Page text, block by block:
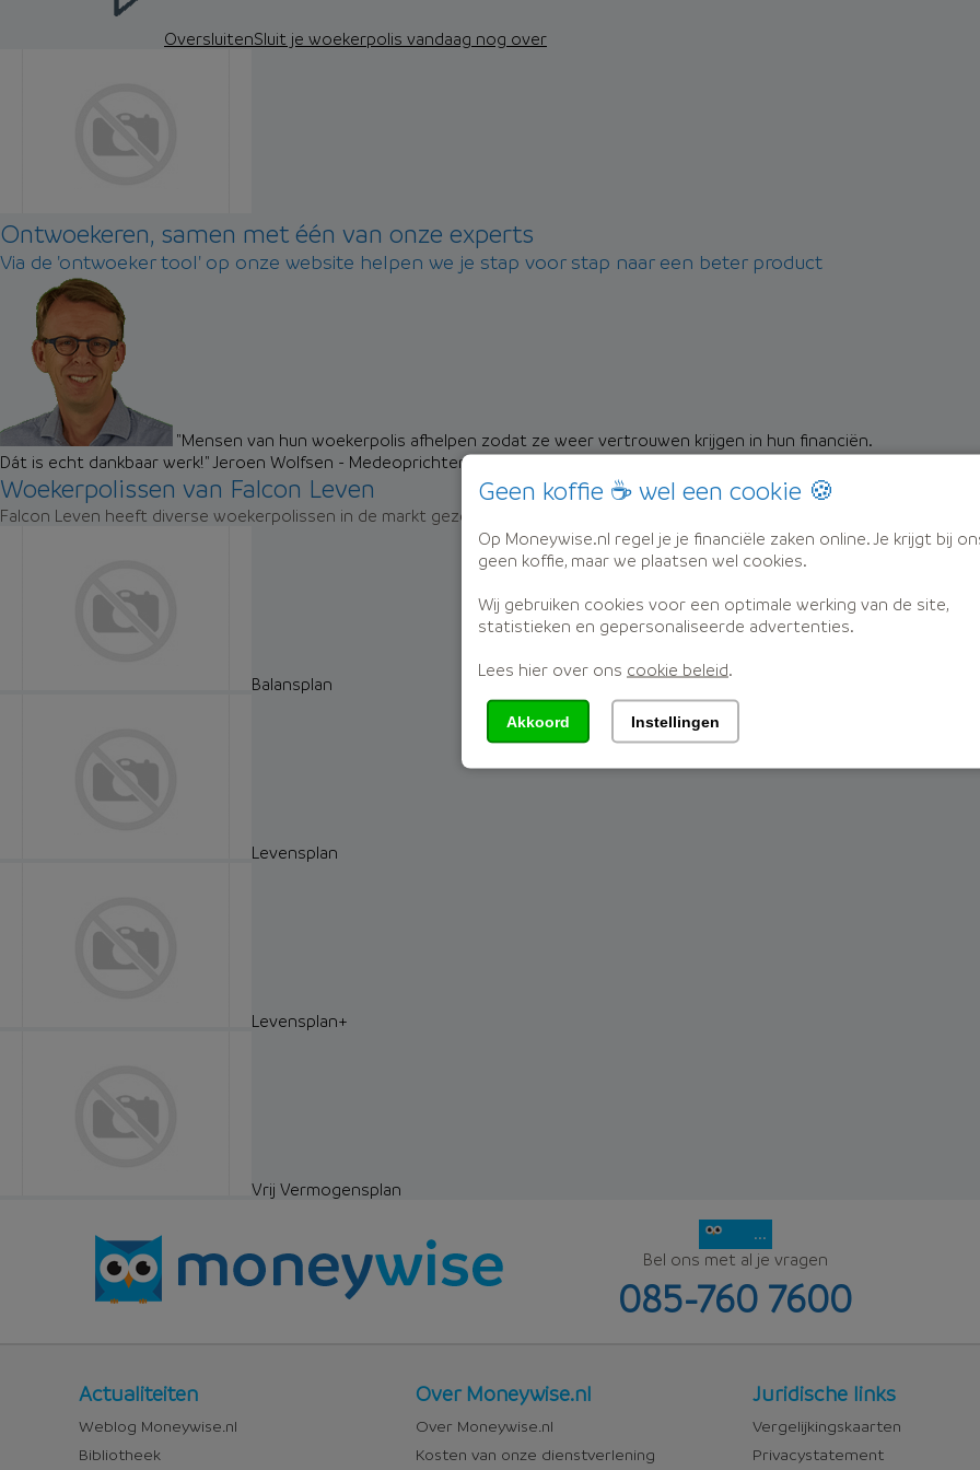
OversluitenSluit je woekerpolis vandaag nog over
Ontwoekeren, samen met één van onze experts
Via de 'ontwoeker tool' op onze website helpen we je stap voor stap naar een beter product
"Mensen van hun woekerpolis afhelpen zodat ze weer vertrouwen krijgen in hun financiën.
Dát is echt dankbaar werk!"Jeroen Wolfsen - Medeoprichter Moneywise
Woekerpolissen van Falcon Leven
Falcon Leven heeft diverse woekerpolissen in de markt gezet. Hier ziet u een overzicht van de woekerpolissen.
Balansplan
Levensplan
Levensplan+
Vrij Vermogensplan
...
Bel ons met al je vragen
085-760 7600
Nieuws
en
media
Actualiteiten
Weblog Moneywise.nl
Bibliotheek
Over
Moneywise
Over Moneywise.nl
Over Moneywise.nl
Kosten van onze dienstverlening
Juridisch
Juridische links
Vergelijkingskaarten
Privacystatement
Geen koffie ☕ wel een cookie 🍪
Op Moneywise.nl regel je je financiële zaken online. Je krijgt bij
geen koffie, maar we plaatsen wel cookies.
Wij gebruiken cookies voor een optimale werking van de site,
statistieken en gepersonaliseerde advertenties.
Lees hier over ons cookie beleid.
Akkoord Instellingen